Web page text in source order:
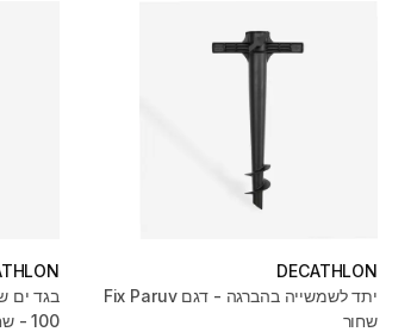
DECATHLON
יתד לשמשייה בהברגה - דגם Fix Paruv
שחור
100 - שחור